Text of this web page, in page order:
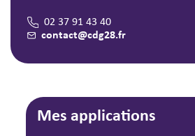
02 37 91 43 40
contact@cdg28.fr
Mes applications